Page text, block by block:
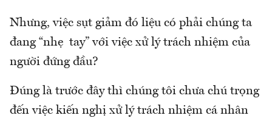
Nhưng, việc sụt giảm đó liệu có phải chúng ta
đang “nhẹ tay” với việc xử lý trách nhiệm của
người đứng đầu?
Đúng là trước đây thì chúng tôi chưa chú trọng
đến việc kiến nghị xử lý trách nhiệm cá nhân